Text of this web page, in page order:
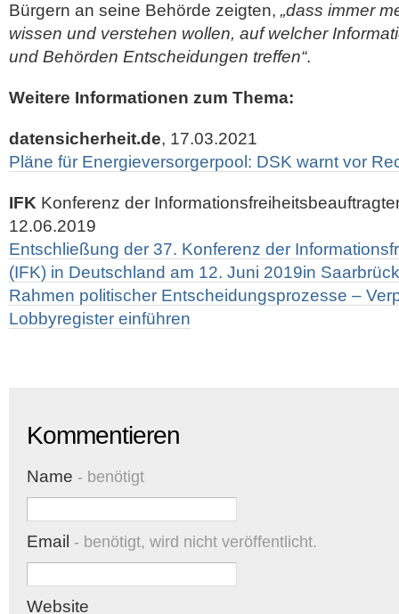
Bürgern an seine Behörde zeigten, „dass immer
wissen und verstehen wollen, auf welcher
und Behörden Entscheidungen treffen“.
Weitere Informationen zum Thema:
datensicherheit.de, 17.03.2021
Pläne für Energieversorgerpool: DSK warnt vor
IFK Konferenz der
12.06.2019
Entschließung der 37. Konferenz der
(IFK) in Deutschland am 12. Juni 2019in
Rahmen politischer Entscheidungsprozesse –
Lobbyregister einführen
Kommentieren
Name - benötigt
Email - benötigt, wird nicht veröffentlicht.
Website